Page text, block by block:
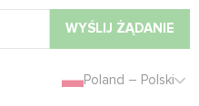
WYŚLIJ ŻĄDANIE
Poland – Polski